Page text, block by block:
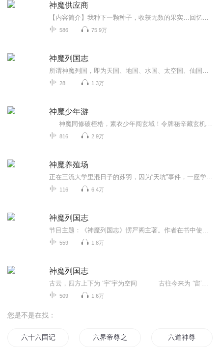
神魔供应商
586 75.9万
神魔列国志
28 1.3万
神魔少年游
816 2.9万
神魔养殖场
116 6.4万
神魔列国志
559 1.8万
神魔列国志
509 1.6万
您是不是在找：
六十六国记 六界帝尊之人皇 六道神尊